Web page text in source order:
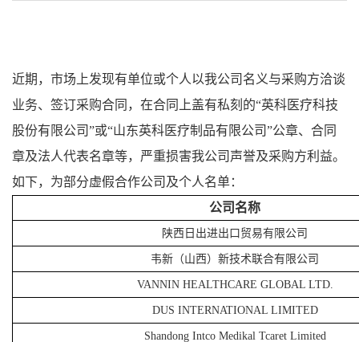
近期，市场上发现有单位或个人以我公司名义与采购方洽谈
业务、签订采购合同，在合同上盖有私刻的“英科医疗科技
股份有限公司”或“山东英科医疗制品有限公司”公章、合同
章及法人代表名章等，严重损害我公司声誉及采购方利益。
如下，为部分虚假合作公司及个人名单：
公司名称
陕西日出进出口贸易有限公司
韦新（山西）新技术联合有限公司
VANNIN HEALTHCARE GLOBAL LTD.
DUS INTERNATIONAL LIMITED
Shandong Intco Medikal Tcaret Limited